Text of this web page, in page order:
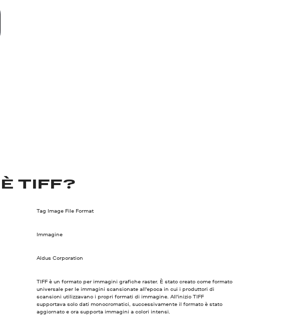
TIFF?
Tag Image File Format
Immagine
Aldus Corporation
TIFF è un formato per immagini grafiche raster. È stato creato come formato
universale per le immagini scansionate all'epoca in cui i produttori di
scansioni utilizzavano i propri formati di immagine. All'inizio TIFF
supportava solo dati monocromatici, successivamente il formato è stato
aggiornato e ora supporta immagini a colori intensi.